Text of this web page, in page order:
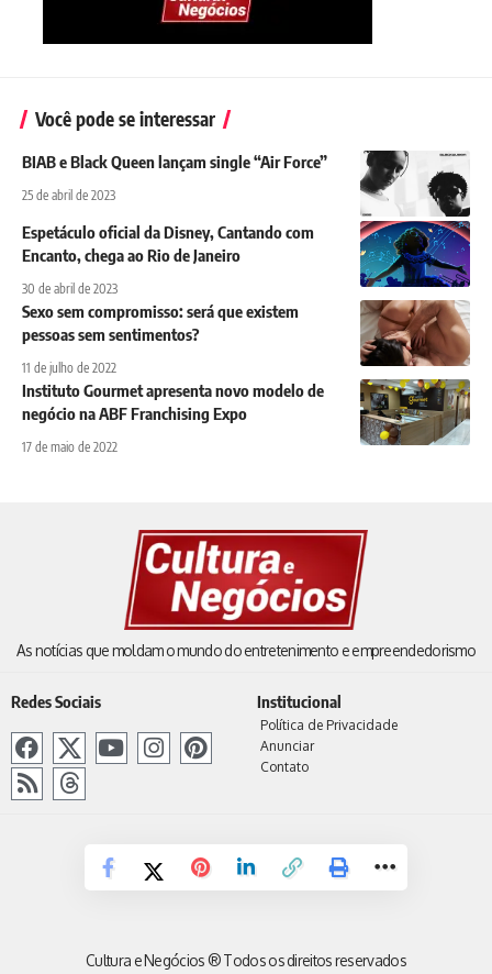
Você pode se interessar
BIAB e Black Queen lançam single “Air Force”
25 de abril de 2023
Espetáculo oficial da Disney, Cantando com
Encanto, chega ao Rio de Janeiro
30 de abril de 2023
Sexo sem compromisso: será que existem
pessoas sem sentimentos?
11 de julho de 2022
Instituto Gourmet apresenta novo modelo de
negócio na ABF Franchising Expo
17 de maio de 2022
As notícias que moldam o mundo do entretenimento e empreendedorismo
Redes Sociais Institucional
Política de Privacidade
Anunciar
Contato
Cultura e Negócios ® Todos os direitos reservados